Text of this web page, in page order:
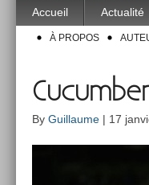
Accueil Actualité
À PROPOS
By Guillaume | 17